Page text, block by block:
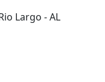
Largo - AL